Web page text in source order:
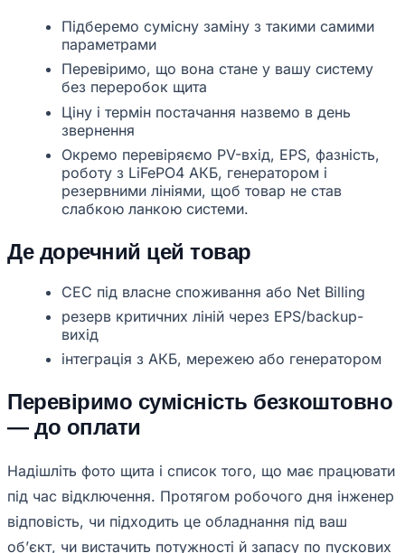
Підберемо сумісну заміну з такими самими
параметрами
Перевіримо, що вона стане у вашу систему
без переробок щита
Ціну і термін постачання назвемо в день
звернення
Окремо перевіряємо PV-вхід, EPS, фазність,
роботу з LiFePO4 АКБ, генератором і
резервними лініями, щоб товар не став
слабкою ланкою системи.
Де доречний цей товар
СЕС під власне споживання або Net Billing
резерв критичних ліній через EPS/backup-
вихід
інтеграція з АКБ, мережею або генератором
Перевіримо сумісність безкоштовно
— до оплати
Надішліть фото щита і список того, що має працювати
під час відключення. Протягом робочого дня інженер
відповість, чи підходить це обладнання під ваш
обʼєкт, чи вистачить потужності й запасу по пускових